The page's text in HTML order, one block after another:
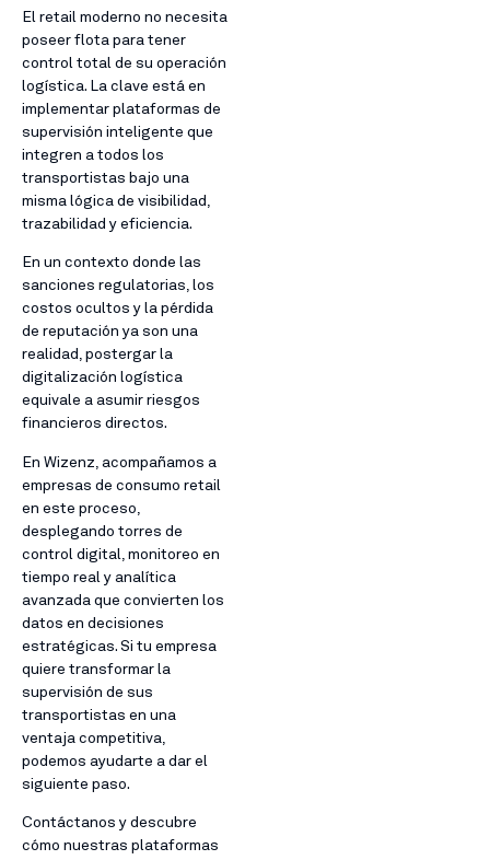
El retail moderno no necesita
poseer flota para tener
control total de su operación
logística. La clave está en
implementar plataformas de
supervisión inteligente que
integren a todos los
transportistas bajo una
misma lógica de visibilidad,
trazabilidad y eficiencia.
En un contexto donde las
sanciones regulatorias, los
costos ocultos y la pérdida
de reputación ya son una
realidad, postergar la
digitalización logística
equivale a asumir riesgos
financieros directos.
En Wizenz, acompañamos a
empresas de consumo retail
en este proceso,
desplegando torres de
control digital, monitoreo en
tiempo real y analítica
avanzada que convierten los
datos en decisiones
estratégicas. Si tu empresa
quiere transformar la
supervisión de sus
transportistas en una
ventaja competitiva,
podemos ayudarte a dar el
siguiente paso.
Contáctanos y descubre
cómo nuestras plataformas